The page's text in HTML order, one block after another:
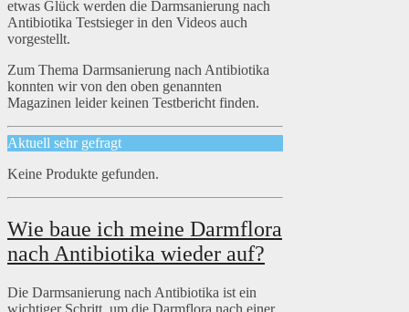
etwas Glück werden die Darmsanierung nach
Antibiotika Testsieger in den Videos auch
vorgestellt.
Zum Thema Darmsanierung nach Antibiotika
konnten wir von den oben genannten
Magazinen leider keinen Testbericht finden.
Aktuell sehr gefragt
Keine Produkte gefunden.
Wie baue ich meine Darmflora
nach Antibiotika wieder auf?
Die Darmsanierung nach Antibiotika ist ein
wichtiger Schritt, um die Darmflora nach einer